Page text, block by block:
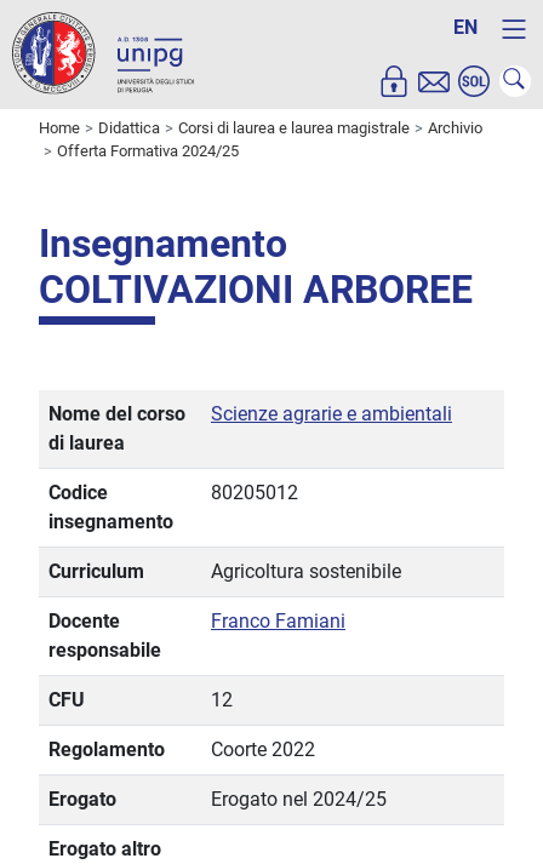
EN
Home Didattica Corsi di laurea e laurea magistrale
Archivio
Offerta Formativa 2024/25
Insegnamento
COLTIVAZIONI ARBOREE
Nome del corso
di laurea
Scienze agrarie e ambientali
Codice
insegnamento
80205012
Curriculum Agricoltura sostenibile
Docente
responsabile
Franco Famiani
CFU 12
Regolamento Coorte 2022
Erogato Erogato nel 2024/25
Erogato altro